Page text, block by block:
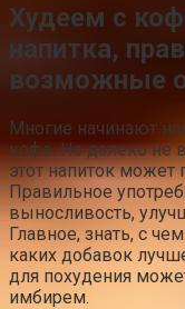
Худеем с
напитка,
возможные
Многие начинают
кофе. Но далеко не
этот напиток может
Правильное
выносливость,
Главное, знать, с
каких добавок
для похудения
имбирем.